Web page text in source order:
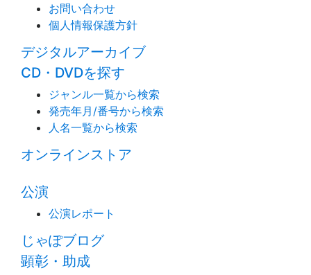
お問い合わせ
個人情報保護方針
デジタルアーカイブ
CD・DVDを探す
ジャンル一覧から検索
発売年月/番号から検索
人名一覧から検索
オンラインストア
公演
公演レポート
じゃぽブログ
顕彰・助成